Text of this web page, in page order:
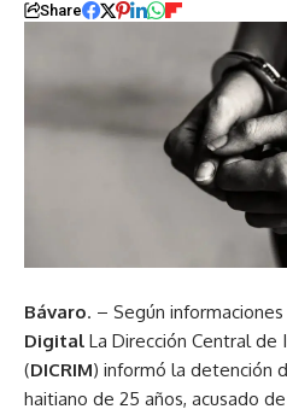
Share
Bávaro. – Según
Digital La Dirección Central de
(DICRIM) informó la detención
haitiano de 25 años, acusado